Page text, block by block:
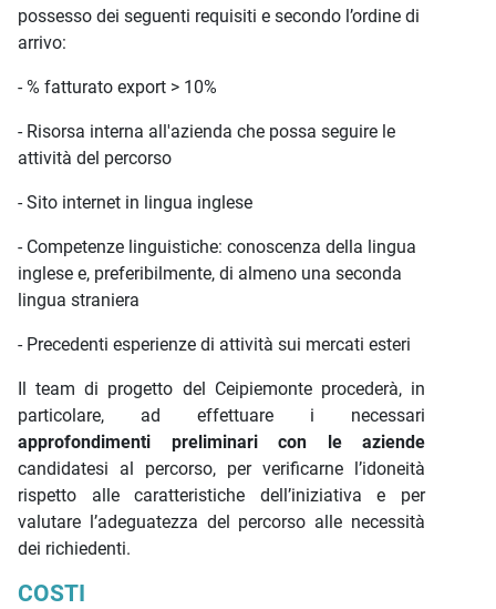
possesso dei seguenti requisiti e secondo l’ordine di
arrivo:
- % fatturato export > 10%
- Risorsa interna all'azienda che possa seguire le
attività del percorso
- Sito internet in lingua inglese
- Competenze linguistiche: conoscenza della lingua
inglese e, preferibilmente, di almeno una seconda
lingua straniera
- Precedenti esperienze di attività sui mercati esteri
Il team di progetto del Ceipiemonte procederà, in
particolare, ad effettuare i necessari
approfondimenti preliminari con le aziende
candidatesi al percorso, per verificarne l’idoneità
rispetto alle caratteristiche dell’iniziativa e per
valutare l’adeguatezza del percorso alle necessità
dei richiedenti.
COSTI